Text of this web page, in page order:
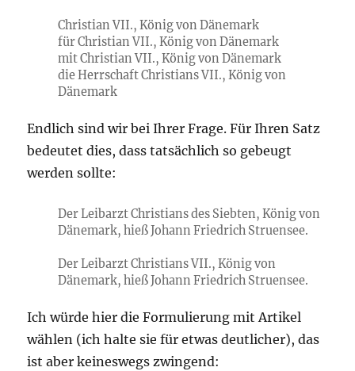
Christian VII., König von Dänemark
für Christian VII., König von Dänemark
mit Christian VII., König von Dänemark
die Herrschaft Christians VII., König von
Dänemark
Endlich sind wir bei Ihrer Frage. Für Ihren Satz
bedeutet dies, dass tatsächlich so gebeugt
werden sollte:
Der Leibarzt Christians des Siebten, König von
Dänemark, hieß Johann Friedrich Struensee.
Der Leibarzt Christians VII., König von
Dänemark, hieß Johann Friedrich Struensee.
Ich würde hier die Formulierung mit Artikel
wählen (ich halte sie für etwas deutlicher), das
ist aber keineswegs zwingend: